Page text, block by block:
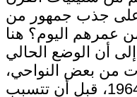
على جذب جمهور من
عمرهم اليوم؟ هنا
أن الوضع الحالي
من بعض النواحي،
فقد «نُشرت الرواية عام 1964، قبل أن تتسبب